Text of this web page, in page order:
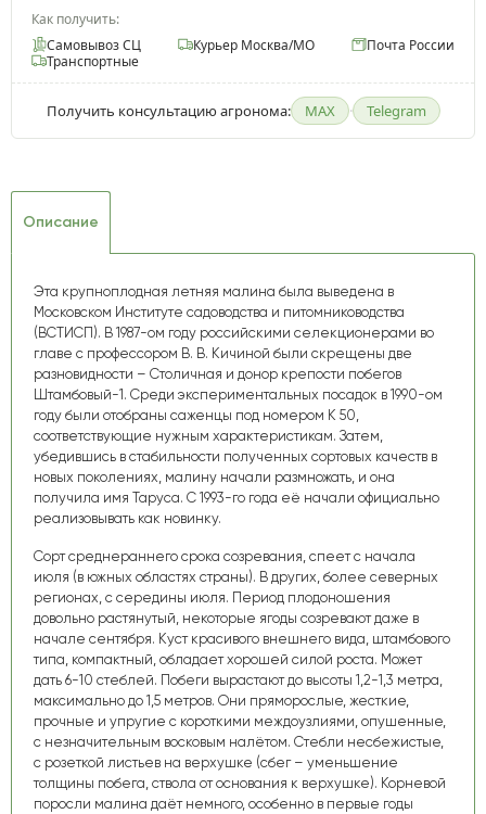
Как получить:
Самовывоз СЦ
Курьер Москва/МО
Почта России
Транспортные
Получить консультацию агронома: MAX · Telegram
Описание
Эта крупноплодная летняя малина была выведена в
Московском Институте садоводства и питомниководства
(ВСТИСП). В 1987-ом году российскими селекционерами во
главе с профессором В. В. Кичиной были скрещены две
разновидности – Столичная и донор крепости побегов
Штамбовый-1. Среди экспериментальных посадок в 1990-ом
году были отобраны саженцы под номером К 50,
соответствующие нужным характеристикам. Затем,
убедившись в стабильности полученных сортовых качеств в
новых поколениях, малину начали размножать, и она
получила имя Таруса. С 1993-го года её начали официально
реализовывать как новинку.
Сорт среднераннего срока созревания, спеет с начала
июля (в южных областях страны). В других, более северных
регионах, с середины июля. Период плодоношения
довольно растянутый, некоторые ягоды созревают даже в
начале сентября. Куст красивого внешнего вида, штамбового
типа, компактный, обладает хорошей силой роста. Может
дать 6-10 стеблей. Побеги вырастают до высоты 1,2-1,3 метра,
максимально до 1,5 метров. Они пряморослые, жесткие,
прочные и упругие с короткими междоузлиями, опушенные,
с незначительным восковым налётом. Стебли несбежистые,
с розеткой листьев на верхушке (сбег – уменьшение
толщины побега, ствола от основания к верхушке). Корневой
поросли малина даёт немного, особенно в первые годы